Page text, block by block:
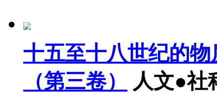
十五至十八世纪的
（第三卷）
人文●社